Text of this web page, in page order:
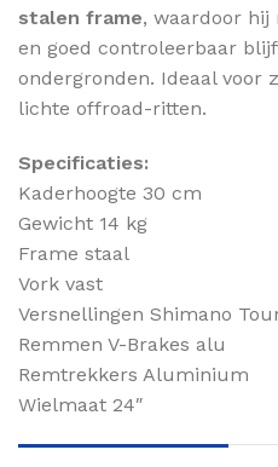
stalen frame, waardoor hij
en goed controleerbaar
ondergronden. Ideaal voor
lichte offroad-ritten.
Specificaties:
Kaderhoogte 30 cm
Gewicht 14 kg
Frame staal
Vork vast
Versnellingen Shimano
Remmen V-Brakes alu
Remtrekkers Aluminium
Wielmaat 24″